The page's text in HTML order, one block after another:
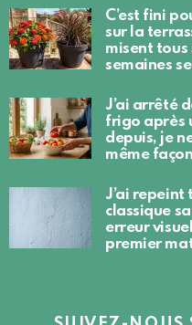
C’est fini
sur la
misent tous
semaines
J’ai arrêté
frigo après
depuis, je
même façon
J’ai repeint
classique
erreur
premier